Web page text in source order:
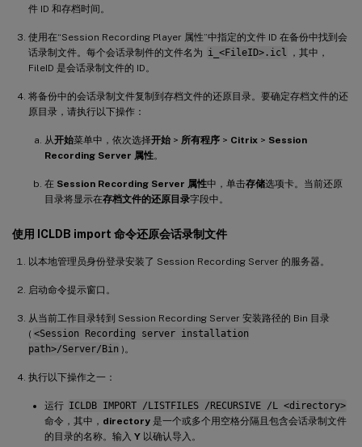
件 ID 和存档时间。
使用在“Session Recording Player 属性”中指定的文件 ID 在备份中找到会
话录制文件。每个会话录制件的文件名为 i_<FileID>.icl
，其中，
FileID 是会话录制文件的 ID。
将备份中的会话录制文件复制到存档文件的还原目录。要确定存档文件的还
原目录，请执行以下操作：
从开始菜单中，依次选择开始 > 所有程序 > Citrix > Session
Recording Server 属性。
在 Session Recording Server 属性中，单击存储选项卡。当前还原
目录将显示在存档文件的还原目录字段中。
使用 ICLDB import 命令还原会话录制文件
以本地管理员身份登录安装了 Session Recording Server 的服务器。
启动命令提示窗口。
从当前工作目录转到 Session Recording Server 安装路径的 Bin 目录
( <Session Recording server installation
path>/Server/Bin )。
执行以下操作之一：
运行 ICLDB IMPORT /LISTFILES /RECURSIVE /L <directory>
命令，其中， directory 是一个或多个用空格分隔且包含会话录制文件
的目录的名称。输入 Y 以确认导入。